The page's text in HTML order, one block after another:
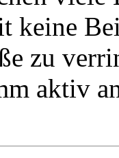
keine
zu
aktiv